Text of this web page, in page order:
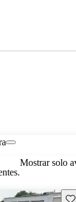
Mostrar solo